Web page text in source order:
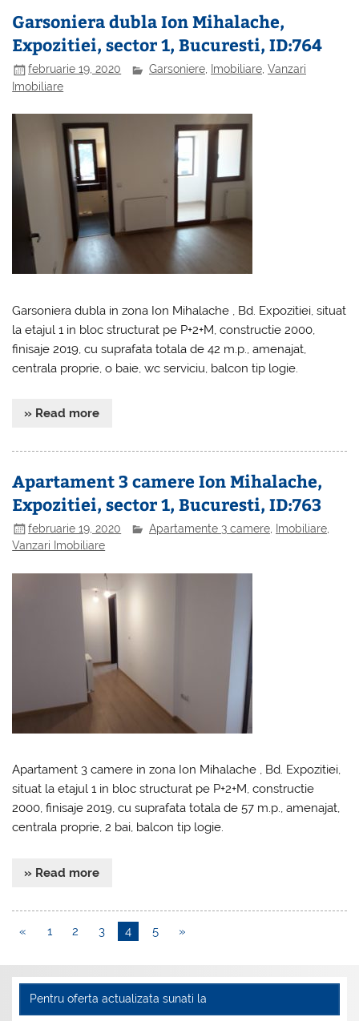
Garsoniera dubla Ion Mihalache,
Expozitiei, sector 1, Bucuresti, ID:764
februarie 19, 2020 Garsoniere Imobiliare ,Vanzari
Imobiliare
Garsoniera dubla in zona Ion Mihalache , Bd. Expozitiei, situat
la etajul 1 in bloc structurat pe P+2+M, constructie 2000,
finisaje 2019, cu suprafata totala de 42 m.p., amenajat,
centrala proprie, o baie, wc serviciu, balcon tip logie.
» Read more
Apartament 3 camere Ion Mihalache,
Expozitiei, sector 1, Bucuresti, ID:763
februarie 19, 2020 Apartamente 3 camere Imobiliare
Vanzari Imobiliare
Apartament 3 camere in zona Ion Mihalache , Bd. Expozitiei,
situat la etajul 1 in bloc structurat pe P+2+M, constructie
2000, finisaje 2019, cu suprafata totala de 57 m.p., amenajat,
centrala proprie, 2 bai, balcon tip logie.
» Read more
« 1 2 3 4 5 »
Pentru oferta actualizata sunati la